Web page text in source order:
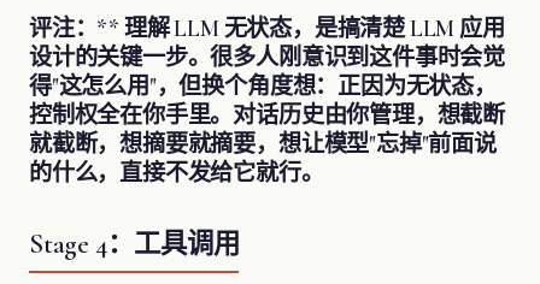
评注：** 理解 LLM 无状态，是搞清楚 LLM 应用
设计的关键一步。很多人刚意识到这件事时会觉
得"这怎么用"，但换个角度想：正因为无状态，
控制权全在你手里。对话历史由你管理，想截断
就截断，想摘要就摘要，想让模型"忘掉"前面说
的什么，直接不发给它就行。
Stage 4：工具调用